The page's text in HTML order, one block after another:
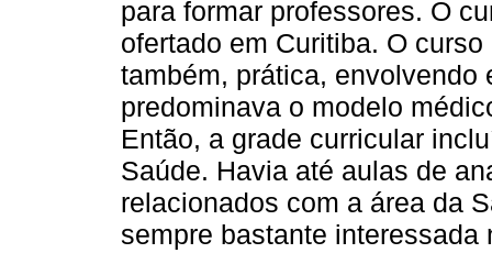
para formar professores. O
ofertado em Curitiba. O
também, prática, envolvendo
predominava o modelo
Então, a grade curricular
Saúde. Havia até aulas de
relacionados com a área da
sempre bastante